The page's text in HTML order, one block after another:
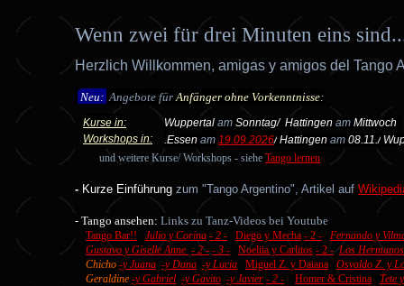
Wenn zwei für drei Minuten eins
Herzlich Willkommen, amigas y amigos del Tango
Neu: Angebote fürAnfänger ohne Vorkenntnisse:
Kurse in:
Workshops in:
am Sonntag/ Hattingen am Mittwoch
Essen am 19.09.2026/ Hattingen am 08.11./
.
und weitere Kurse/ Workshops - siehe Tango lernen
- Kurze Einführung zum "Tango Argentino", Artikel auf
- Tango ansehen: Links zu Tanz-Videos bei Youtube
Tango Bar!! Julio y Corina - 2 - Diego y Mecha - 2 -
Fernando y
Gustavo y Giselle Anne - 2 - - 3 - Noeliia y Carlitos - 2 - Los
Chicho -y Juana -y Dana -y Lucia Miguel Z. y Daiana
Osvaldo Z. y
Geraldine -y Gabriel -y Gavito -y Javier - 2 - Homer & Cristina Tete